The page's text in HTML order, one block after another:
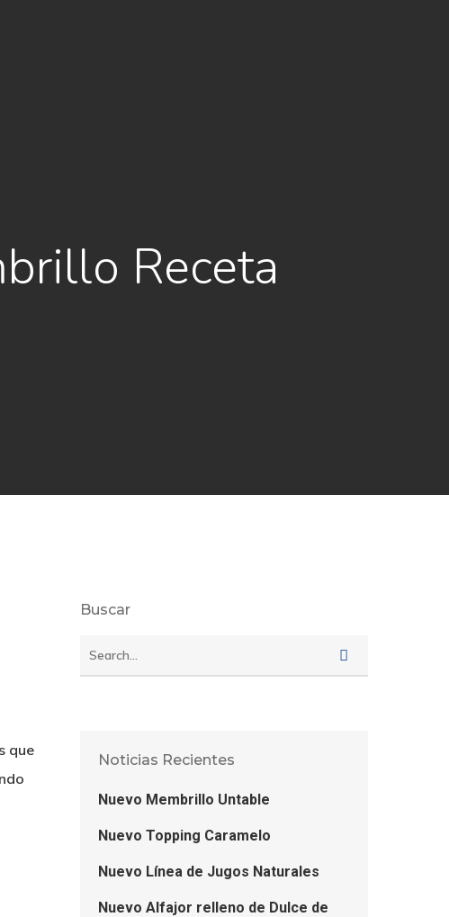
Receta
que
Buscar
Noticias Recientes
Nuevo Membrillo Untable
Nuevo Topping Caramelo
Nuevo Línea de Jugos Naturales
Nuevo Alfajor relleno de Dulce de